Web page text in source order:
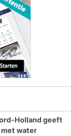
Holland geeft
water